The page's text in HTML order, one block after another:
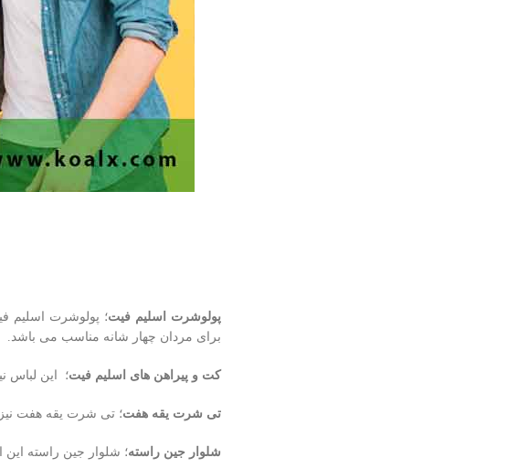
پولوشرت اسلیم فیت؛ پولوشرت اسلیم
برای مردان چهار شانه مناسب می باشد.
کت و پیراهن های اسلیم فیت؛ این لباس
تی شرت یقه هفت؛ تی شرت یقه هفت
شلوار جین راسته؛ شلوار جین راسته این